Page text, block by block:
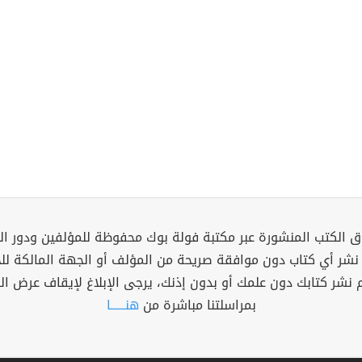
الكتب المنشورة عبر مكتبة فولة بوك محفوظة للمؤلفين ودور
نشر أي كتاب دون موافقة صريحة من المؤلف أو الجهة المالكة
نشر كتابك دون علمك أو بدون إذنك، يرجى الإبلاغ لإيقاف عرض
بمراسلتنا مباشرة من هنــــــا